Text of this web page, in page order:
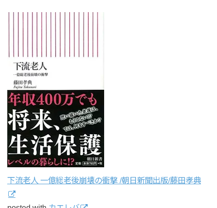
下流老人 一億総老後崩壊の衝撃 /朝日新聞出版/藤田孝典